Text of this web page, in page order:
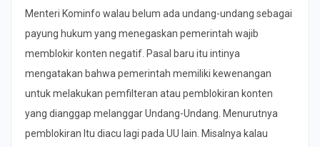
Menteri Kominfo walau belum ada undang-undang sebagai
payung hukum yang menegaskan pemerintah wajib
memblokir konten negatif. Pasal baru itu intinya
mengatakan bahwa pemerintah memiliki kewenangan
untuk melakukan pemfilteran atau pemblokiran konten
yang dianggap melanggar Undang-Undang. Menurutnya
pemblokiran Itu diacu lagi pada UU lain. Misalnya kalau